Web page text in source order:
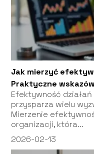
Jak mierzyć
Praktyczne
Efektywność
przysparza wielu
Mierzenie
organizacji, która...
2026-02-13